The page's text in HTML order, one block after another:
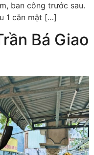
ban công trước sau.
1 căn mặt […]
Bá Giao